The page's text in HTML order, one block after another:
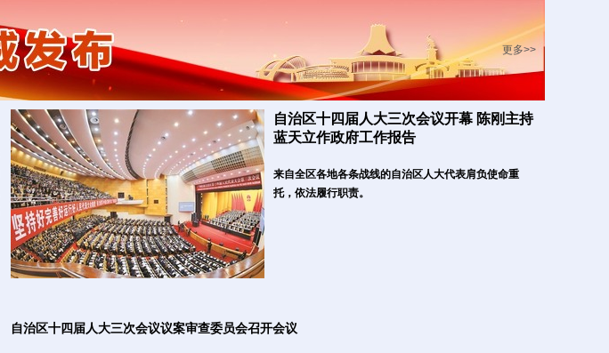
更多>>
自治区十四届人大三次会议开幕 陈刚主持
蓝天立作政府工作报告
来自全区各地各条战线的自治区人大代表肩负使命重
托，依法履行职责。
自治区十四届人大三次会议议案审查委员会召开会议